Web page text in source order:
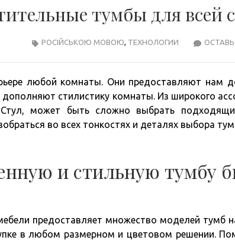
тумбы для всей
РОСІЙСЬКОЮ МОВОЮ, ТЕХНОЛОГИИ
любой комнаты. Они предоставляют нам
стилистику комнаты. Из широкого
может быть сложно выбрать
во всех тонкостях и деталях выбора
и стильную тумбу
предоставляет множество моделей тумб
в любом размерном и цветовом решении.